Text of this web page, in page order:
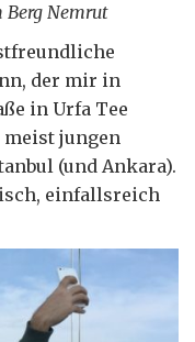
Berg Nemrut
der mir in
in Urfa Tee
meist jungen
(und Ankara).
einfallsreich